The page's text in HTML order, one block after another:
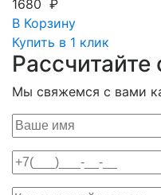
1680 ₽
В Корзину
Купить в 1 клик
Рассчитайте
Мы свяжемся с вами